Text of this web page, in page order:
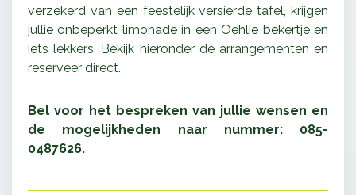
verzekerd van een feestelijk versierde tafel, krijgen
jullie onbeperkt limonade in een Oehlie bekertje en
iets lekkers. Bekijk hieronder de arrangementen en
reserveer direct.
Bel voor het bespreken van jullie wensen en
de mogelijkheden naar nummer: 085-
0487626.